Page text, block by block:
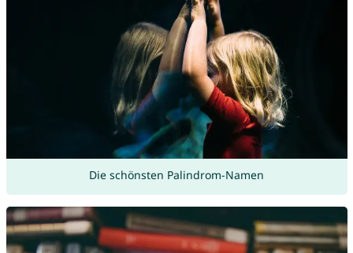
Die schönsten Palindrom-Namen